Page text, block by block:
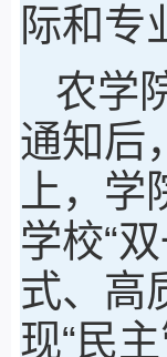
际和专
农学
通知后
上，
学校“
式、高
现“民